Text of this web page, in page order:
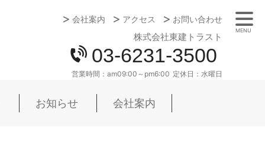
会社案内
アクセス お問い合わせ
株式会社東建トラスト
03-6231-3500
営業時間： am09:00～pm6:00 定休日： 水曜日
お知らせ 会社案内
MENU